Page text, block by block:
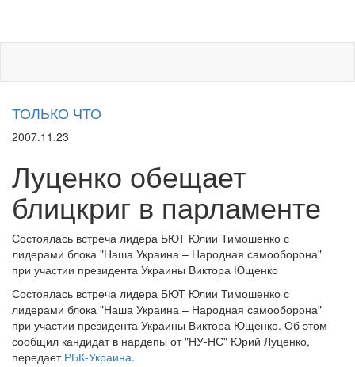
ТОЛЬКО ЧТО
2007.11.23
Луценко обещает
блицкриг в парламенте
Состоялась встреча лидера БЮТ Юлии Тимошенко с
лидерами блока "Наша Украина – Народная самооборона"
при участии президента Украины Виктора Ющенко
Состоялась встреча лидера БЮТ Юлии Тимошенко с
лидерами блока "Наша Украина – Народная самооборона"
при участии президента Украины Виктора Ющенко. Об этом
сообщил кандидат в нардепы от "НУ-НС" Юрий Луценко,
передает РБК-Украина.